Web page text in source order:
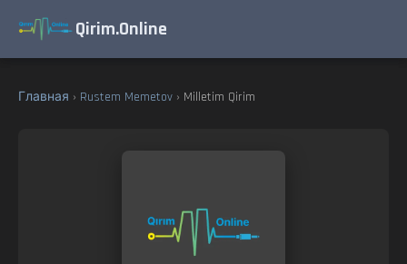
Qirim.Online
Главная › Rustem Memetov › Milletim Qirim